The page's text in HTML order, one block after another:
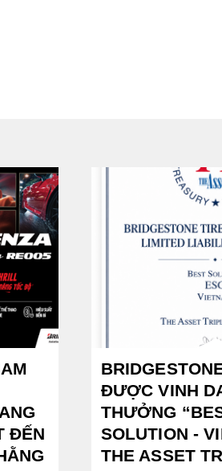
ĐẾN
ĐƯỢC VINH
THƯỞNG
SOLUTION -
THE ASSET